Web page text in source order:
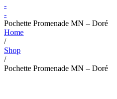
-
-
Pochette Promenade MN – Doré
Home
/
Shop
/
Pochette Promenade MN – Doré